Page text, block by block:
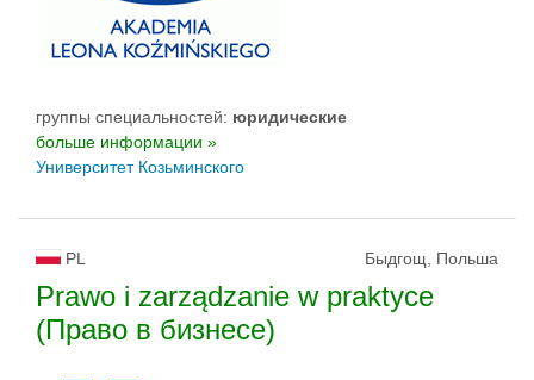
группы специальностей: юридические
больше информации »
Университет Козьминского
PL Быдгощ, Польша
Prawo i zarządzanie w praktyce
(Право в бизнесе)